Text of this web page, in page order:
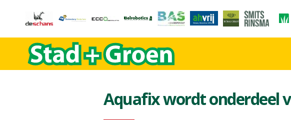
Aquafix wordt onderdeel